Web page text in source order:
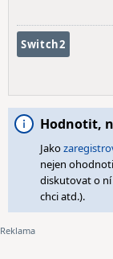
Switch2
Hodnotit,
Jako
nejen
diskutovat o ní
chci atd.).